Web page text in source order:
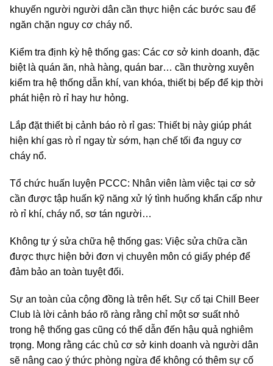
khuyến người người dân cần thực hiện các bước sau để
ngăn chặn nguy cơ cháy nổ.
Kiểm tra định kỳ hệ thống gas: Các cơ sở kinh doanh, đặc
biệt là quán ăn, nhà hàng, quán bar… cần thường xuyên
kiểm tra hệ thống dẫn khí, van khóa, thiết bị bếp để kịp thời
phát hiện rò rỉ hay hư hỏng.
Lắp đặt thiết bị cảnh báo rò rỉ gas: Thiết bị này giúp phát
hiện khí gas rò rỉ ngay từ sớm, hạn chế tối đa nguy cơ
cháy nổ.
Tổ chức huấn luyện PCCC: Nhân viên làm việc tại cơ sở
cần được tập huấn kỹ năng xử lý tình huống khẩn cấp như
rò rỉ khí, cháy nổ, sơ tán người…
Không tự ý sửa chữa hệ thống gas: Việc sửa chữa cần
được thực hiện bởi đơn vị chuyên môn có giấy phép để
đảm bảo an toàn tuyệt đối.
Sự an toàn của cộng đồng là trên hết. Sự cố tại Chill Beer
Club là lời cảnh báo rõ ràng rằng chỉ một sơ suất nhỏ
trong hệ thống gas cũng có thể dẫn đến hậu quả nghiêm
trọng. Mong rằng các chủ cơ sở kinh doanh và người dân
sẽ nâng cao ý thức phòng ngừa để không có thêm sự cố